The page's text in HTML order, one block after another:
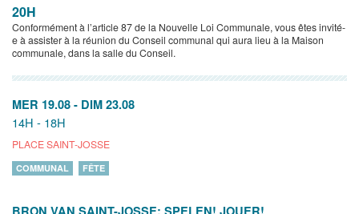
20H
Conformément à l’article 87 de la Nouvelle Loi Communale, vous êtes invité-
e à assister à la réunion du Conseil communal qui aura lieu à la Maison
communale, dans la salle du Conseil.
MER 19.08 - DIM 23.08
14H - 18H
PLACE SAINT-JOSSE
COMMUNAL FÊTE